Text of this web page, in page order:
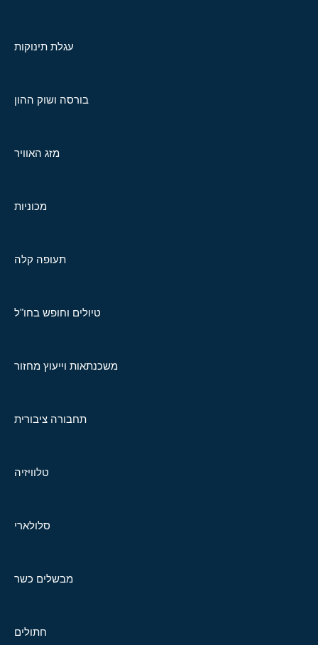
עגלת תינוקות
בורסה ושוק ההון
מזג האוויר
מכוניות
תעופה קלה
טיולים וחופש בחו"ל
משכנתאות וייעוץ מחזור
תחבורה ציבורית
טלוויזיה
סלולארי
מבשלים כשר
חתולים